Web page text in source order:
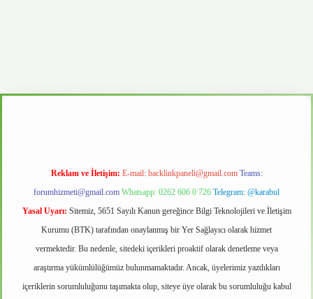
Reklam ve İletişim: E-mail: backlinkpaneli@gmail.com Teams:
forumhizmeti@gmail.com Whatsapp: 0262 606 0 726 Telegram: @karabul
Yasal Uyarı: Sitemiz, 5651 Sayılı Kanun gereğince Bilgi Teknolojileri ve İletişim
Kurumu (BTK) tarafından onaylanmış bir Yer Sağlayıcı olarak hizmet
vermektedir. Bu nedenle, sitedeki içerikleri proaktif olarak denetleme veya
araştırma yükümlülüğümüz bulunmamaktadır. Ancak, üyelerimiz yazdıkları
içeriklerin sorumluluğunu taşımakta olup, siteye üye olarak bu sorumluluğu kabul